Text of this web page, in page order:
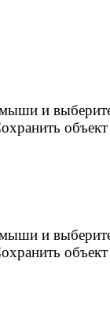
и
объект
и
объект